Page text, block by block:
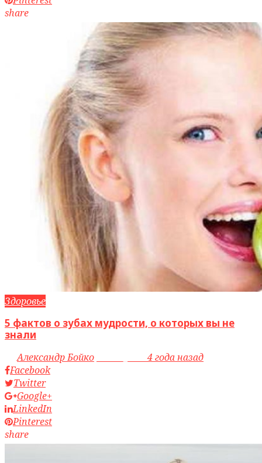
share
Здоровье
5 фактов о зубах мудрости, о которых вы не
знали
byАлександр Бойко
4 года назад
Facebook
Twitter
Google+
LinkedIn
Pinterest
share